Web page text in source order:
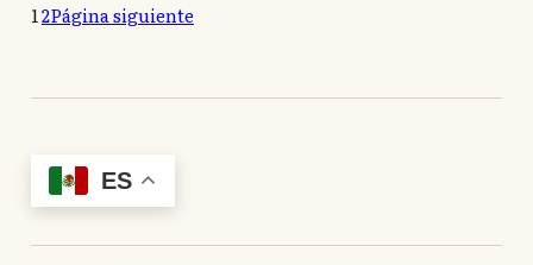
12Página siguiente
ES